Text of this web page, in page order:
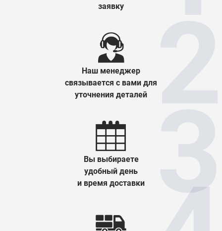
заявку
Наш менеджер
связывается с вами для
уточнения деталей
Вы выбираете
удобный день
и время доставки